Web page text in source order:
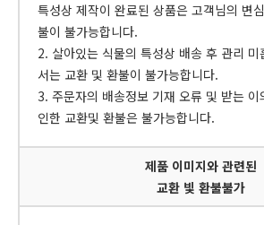
특성상 제작이 완료된 상품은 고객님의 변
불이 불가능합니다.
2. 살아있는 식물의 특성상 배송 후 관리
서는 교환 및 환불이 불가능합니다.
3. 주문자의 배송정보 기재 오류 및 받는
인한 교환및 환불은 불가능합니다.
제품 이미지와 관련된
교환 빛 환불불가